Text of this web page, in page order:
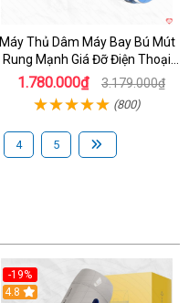
Máy Thủ Dâm Máy Bay Bú Mút
Rung Mạnh Giá Đỡ Điện Thoại
Chính Hãng
1.780.000₫ 3.179.000₫
(800)
4 5
-19%
Hot
4.8